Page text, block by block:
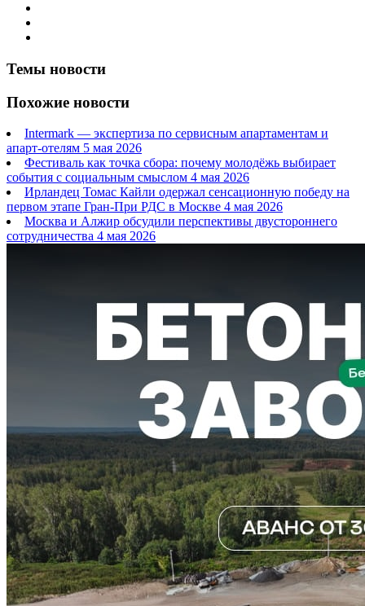
Темы новости
Похожие новости
Intermark — экспертиза по сервисным апартаментам и
апарт-отелям 5 мая 2026
Фестиваль как точка сбора: почему молодёжь выбирает
события с социальным смыслом 4 мая 2026
Ирландец Томас Кайли одержал сенсационную победу на
первом этапе Гран-При РДС в Москве 4 мая 2026
Москва и Алжир обсудили перспективы двустороннего
сотрудничества 4 мая 2026